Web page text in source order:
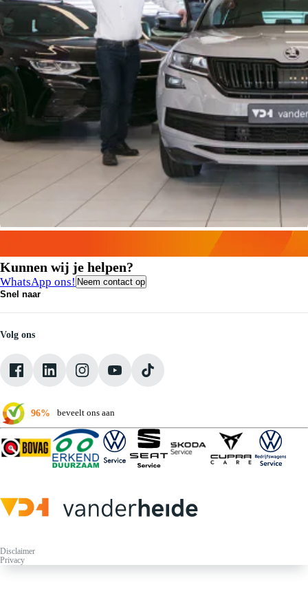
Kunnen wij je helpen?
WhatsApp ons! Neem contact op
Snel naar
Medewerkers
Onze servicebeloften
Pechhulp
Klantbeoordelingen
Verkoopvoorwaarden
Volg ons
96% beveelt ons aan
Disclaimer
Privacy